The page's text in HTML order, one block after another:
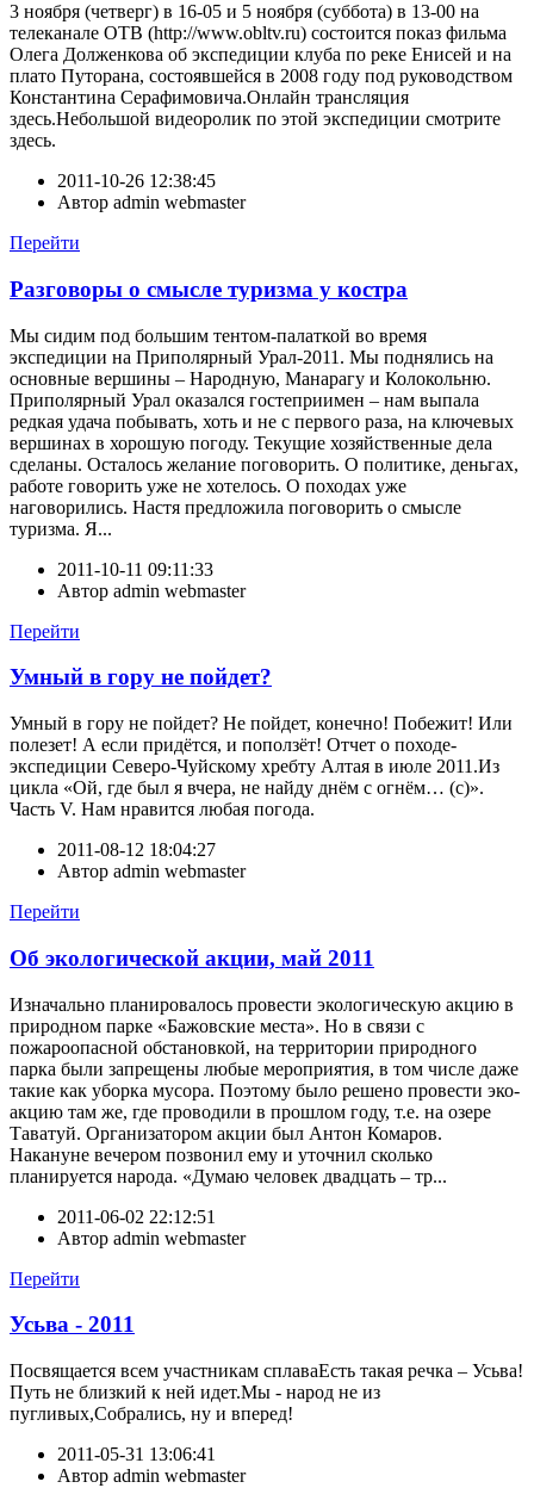
3 ноября (четверг) в 16-05 и 5 ноября (суббота) в 13-00 на
телеканале ОТВ (http://www.obltv.ru) состоится показ фильма
Олега Долженкова об экспедиции клуба по реке Енисей и на
плато Путорана, состоявшейся в 2008 году под руководством
Константина Серафимовича.Онлайн трансляция
здесь.Небольшой видеоролик по этой экспедиции смотрите
здесь.
2011-10-26 12:38:45
Автор admin webmaster
Перейти
Разговоры о смысле туризма у костра
Мы сидим под большим тентом-палаткой во время
экспедиции на Приполярный Урал-2011. Мы поднялись на
основные вершины – Народную, Манарагу и Колокольню.
Приполярный Урал оказался гостеприимен – нам выпала
редкая удача побывать, хоть и не с первого раза, на ключевых
вершинах в хорошую погоду. Текущие хозяйственные дела
сделаны. Осталось желание поговорить. О политике, деньгах,
работе говорить уже не хотелось. О походах уже
наговорились. Настя предложила поговорить о смысле
туризма. Я...
2011-10-11 09:11:33
Автор admin webmaster
Перейти
Умный в гору не пойдет?
Умный в гору не пойдет? Не пойдет, конечно! Побежит! Или
полезет! А если придётся, и поползёт! Отчет о походе-
экспедиции Северо-Чуйскому хребту Алтая в июле 2011.Из
цикла «Ой, где был я вчера, не найду днём с огнём… (с)».
Часть V. Нам нравится любая погода.
2011-08-12 18:04:27
Автор admin webmaster
Перейти
Об экологической акции, май 2011
Изначально планировалось провести экологическую акцию в
природном парке «Бажовские места». Но в связи с
пожароопасной обстановкой, на территории природного
парка были запрещены любые мероприятия, в том числе даже
такие как уборка мусора. Поэтому было решено провести эко-
акцию там же, где проводили в прошлом году, т.е. на озере
Таватуй. Организатором акции был Антон Комаров.
Накануне вечером позвонил ему и уточнил сколько
планируется народа. «Думаю человек двадцать – тр...
2011-06-02 22:12:51
Автор admin webmaster
Перейти
Усьва - 2011
Посвящается всем участникам сплаваЕсть такая речка – Усьва!
Путь не близкий к ней идет.Мы - народ не из
пугливых,Собрались, ну и вперед!
2011-05-31 13:06:41
Автор admin webmaster